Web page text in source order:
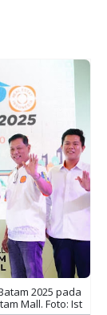
2025 pada
Mall. Foto: Ist